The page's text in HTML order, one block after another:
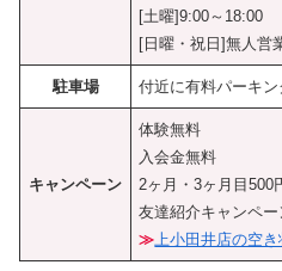
[土曜]9:00～18:00
[日曜・祝日]無人営
駐車場 付近に有料パーキン
キャンペーン
体験無料
入会金無料
2ヶ月・3ヶ月目500
友達紹介キャンペー
≫上小田井店の空